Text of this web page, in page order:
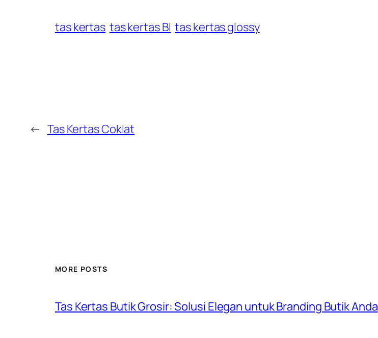
tas kertas tas kertas BI tas kertas glossy
← Tas Kertas Coklat
MORE POSTS
Tas Kertas Butik Grosir: Solusi Elegan untuk Branding Butik Anda